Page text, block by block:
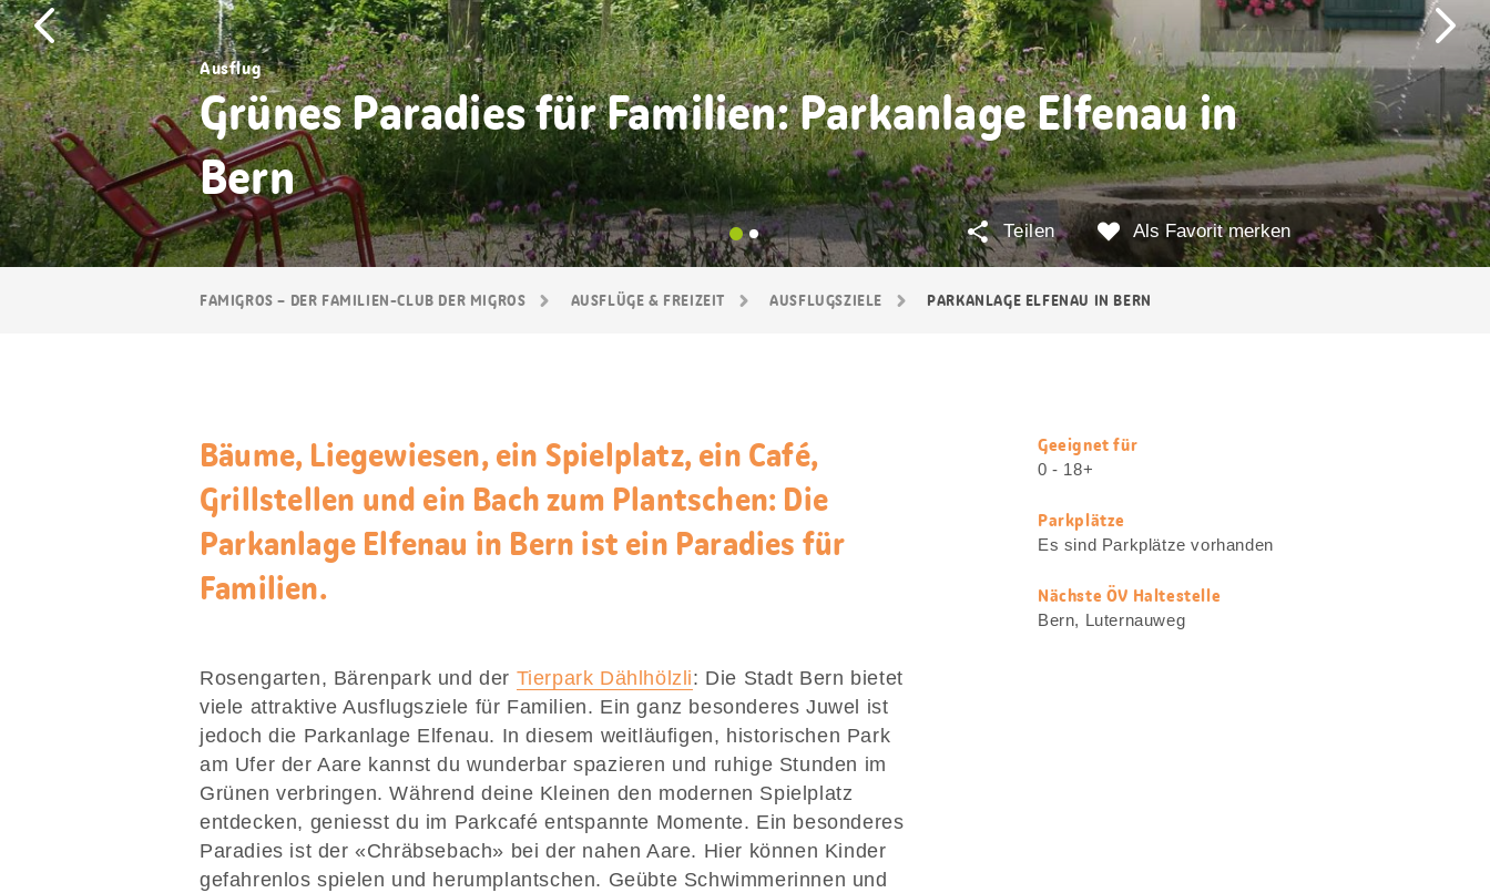
FAMIGROS – DER FAMILIEN-CLUB DER MIGROS AUSFLÜGE & FREIZEIT AUSFLUGSZIELE PARKANLAGE ELFENAU IN BERN
Ausflug
Grünes Paradies für Familien: Parkanlage Elfenau in
Bern
Als Favorit merken
Teilen
Bäume, Liegewiesen, ein Spielplatz, ein Café,
Grillstellen und ein Bach zum Plantschen: Die
Parkanlage Elfenau in Bern ist ein Paradies für
Familien.
Rosengarten, Bärenpark und der Tierpark Dählhölzli: Die Stadt Bern bietet
viele attraktive Ausflugsziele für Familien. Ein ganz besonderes Juwel ist
jedoch die Parkanlage Elfenau. In diesem weitläufigen, historischen Park
am Ufer der Aare kannst du wunderbar spazieren und ruhige Stunden im
Grünen verbringen. Während deine Kleinen den modernen Spielplatz
entdecken, geniesst du im Parkcafé entspannte Momente. Ein besonderes
Paradies ist der «Chräbsebach» bei der nahen Aare. Hier können Kinder
gefahrenlos spielen und herumplantschen. Geübte Schwimmerinnen und
Nützliche
Informationen
Geeignet für
0 - 18+
Parkplätze
Es sind Parkplätze vorhanden
Nächste ÖV Haltestelle
Bern, Luternauweg